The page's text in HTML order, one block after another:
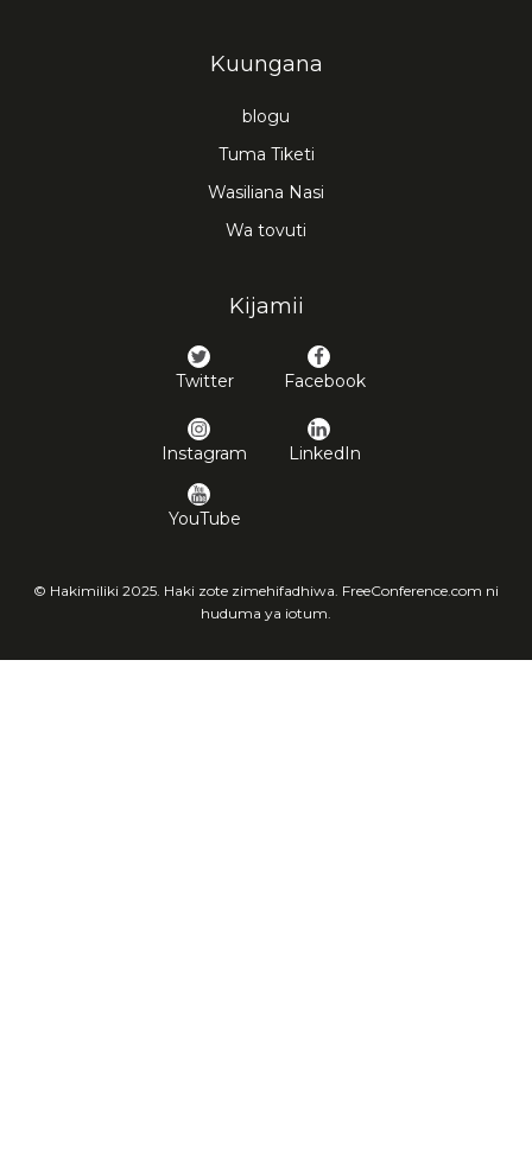
Kuungana
blogu
Tuma Tiketi
Wasiliana Nasi
Wa tovuti
Kijamii
Twitter Facebook
Instagram LinkedIn
YouTube
© Hakimiliki 2025. Haki zote zimehifadhiwa. FreeConference.com ni
huduma ya iotum.